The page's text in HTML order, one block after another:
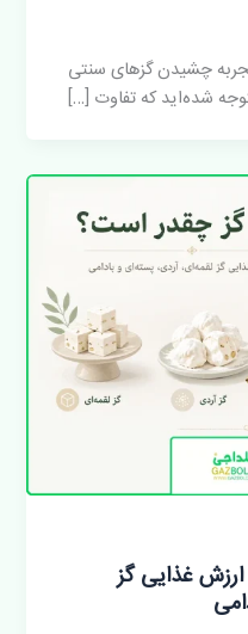
چشیدن گزهای سنتی
شده‌اید که تفاوت […]
غذایی گز